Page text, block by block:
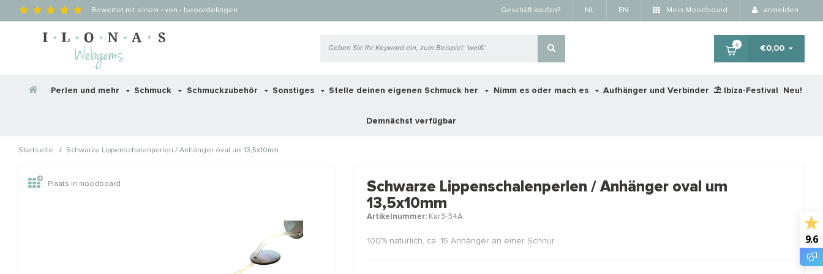
Bewertet mit einem - von - beoordelingen Geschäft kaufen? NL EN Mein Moodboard anmelden
0 €0,00
Perlen und mehr Schmuck Schmuckzubehör Sonstiges Stelle deinen eigenen Schmuck her Nimm es oder mach es Aufhänger und Verbinder ⛱️ Ibiza-Festival Neu!
Demnächst verfügbar
Startseite / Schwarze Lippenschalenperlen / Anhänger oval um 13,5x10mm
Wellicht zijn deze producten ook interessant voor je?
Plaats in moodboard
Schwarze Lippenschalenperlen / Anhänger oval um
13,5x10mm
Artikelnummer:Kar3-34A
100% natürlich, ca. 15 Anhänger an einer Schnur 9.6